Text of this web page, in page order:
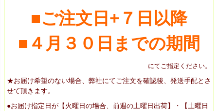
■ご注文日+７日以降
■４月３０日までの期間
にてご指定ください。
★お届け希望のない場合、弊社にてご注文を確認後、発送手配とさ
せて頂きます。
●お届け指定日が【火曜日の場合、前週の土曜日出荷】・【土曜日